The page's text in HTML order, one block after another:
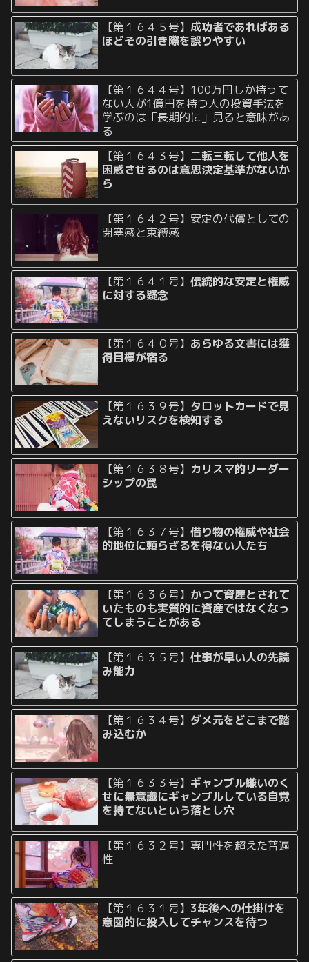
【第１６４５号】成功者であればある
ほどその引き際を誤りやすい
【第１６４４号】100万円しか持って
ない人が1億円を持つ人の投資手法を
学ぶのは「長期的に」見ると意味があ
る
【第１６４３号】 二転三転して他人を
困惑させるのは意思決定基準がないか
ら
【第１６４２号】安定の代償としての
閉塞感と束縛感
【第１６４１号】伝統的な安定と権威
に対する疑念
【第１６４０号】 あらゆる文書には獲
得目標が宿る
【第１６３９号】 タロットカードで見
えないリスクを検知する
【第１６３８号】 カリスマ的リーダー
シップの罠
【第１６３７号】借り物の権威や社会
的地位に頼らざるを得ない人たち
【第１６３６号】 かつて資産とされて
いたものも実質的に資産ではなくなっ
てしまうことがある
【第１６３５号】仕事が早い人の先読
み能力
【第１６３４号】 ダメ元をどこまで踏
み込むか
【第１６３３号】 ギャンブル嫌いのく
せに無意識にギャンブルしている自覚
を持てないという落とし穴
【第１６３２号】専門性を超えた普遍
性
【第１６３１号】 3年後への仕掛けを
意図的に投入してチャンスを待つ